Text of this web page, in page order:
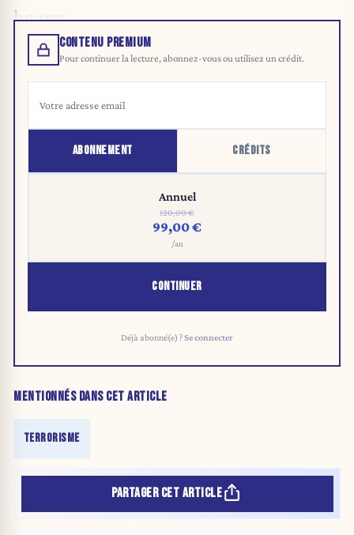
heures.
CONTENU PREMIUM
Pour continuer la lecture, abonnez-vous ou utilisez un crédit.
ABONNEMENT CRÉDITS
Annuel
120,00 €
99,00 €
/an
CONTINUER
Déjà abonné(e) ?Se connecter
MENTIONNÉS DANS CET ARTICLE
TERRORISME
PARTAGER CET ARTICLE